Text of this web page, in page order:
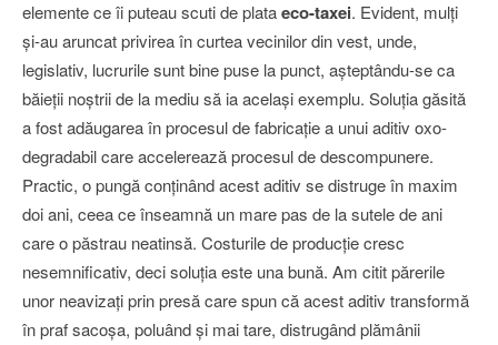
elemente ce îi puteau scuti de plataeco-taxei. Evident, mulţi
şi-au aruncat privirea în curtea vecinilor din vest, unde,
legislativ, lucrurile sunt bine puse la punct, aşteptându-se ca
băieţii noştrii de la mediu să ia acelaşi exemplu. Soluţia găsită
a fost adăugarea în procesul de fabricaţie a unui aditiv oxo-
degradabil care accelerează procesul de descompunere.
Practic, o pungă conţinând acest aditiv se distruge în maxim
doi ani, ceea ce înseamnă un mare pas de la sutele de ani
care o păstrau neatinsă. Costurile de producţie cresc
nesemnificativ, deci soluţia este una bună. Am citit părerile
unor neavizaţi prin presă care spun că acest aditiv transformă
în praf sacoşa, poluând şi mai tare, distrugând plămânii